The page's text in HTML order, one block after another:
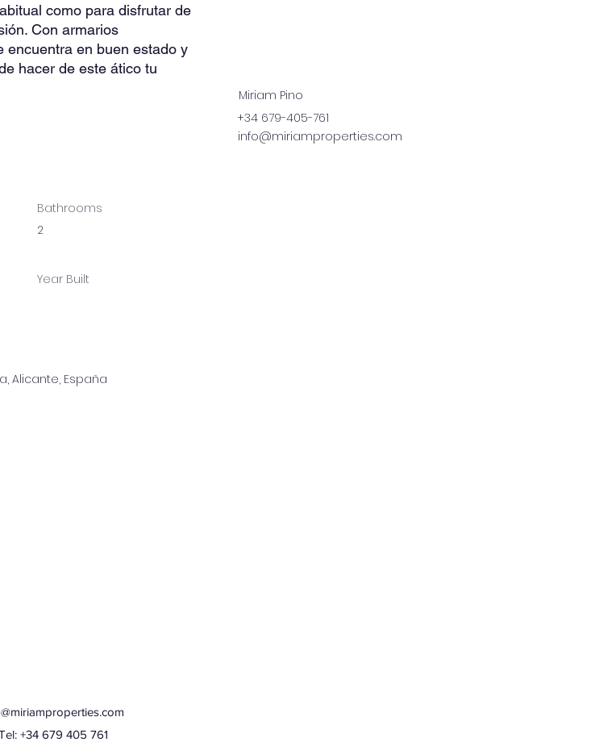
como para disfrutar de
Con armarios
encuentra en buen estado y
hacer de este ático tu
Miriam Pino
+34 679-405-761
info@miriamproperties.com
Bathrooms
2
Year Built
Alicante, España
+34 679 405 761